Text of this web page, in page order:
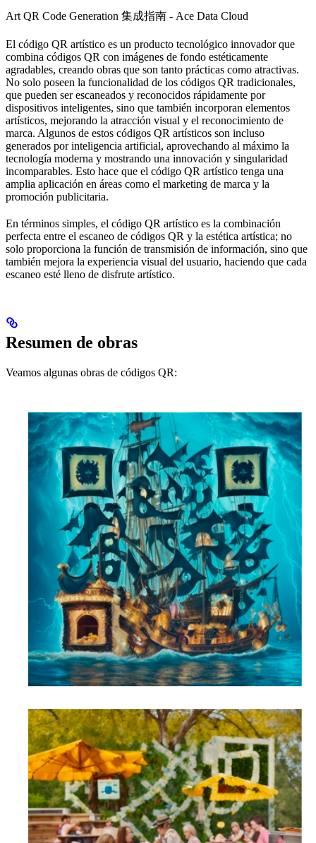
Art QR Code Generation 集成指南 - Ace Data Cloud
El código QR artístico es un producto tecnológico innovador que
combina códigos QR con imágenes de fondo estéticamente
agradables, creando obras que son tanto prácticas como atractivas.
No solo poseen la funcionalidad de los códigos QR tradicionales,
que pueden ser escaneados y reconocidos rápidamente por
dispositivos inteligentes, sino que también incorporan elementos
artísticos, mejorando la atracción visual y el reconocimiento de
marca. Algunos de estos códigos QR artísticos son incluso
generados por inteligencia artificial, aprovechando al máximo la
tecnología moderna y mostrando una innovación y singularidad
incomparables. Esto hace que el código QR artístico tenga una
amplia aplicación en áreas como el marketing de marca y la
promoción publicitaria.
En términos simples, el código QR artístico es la combinación
perfecta entre el escaneo de códigos QR y la estética artística; no
solo proporciona la función de transmisión de información, sino que
también mejora la experiencia visual del usuario, haciendo que cada
escaneo esté lleno de disfrute artístico.
Resumen de obras
Veamos algunas obras de códigos QR: